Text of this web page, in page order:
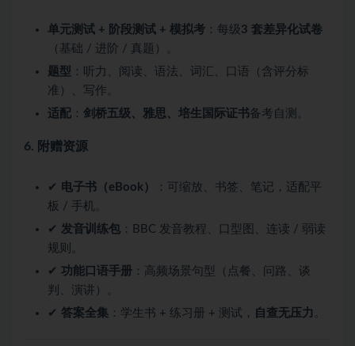
单元测试 + 阶段测试 + 模拟考 ：每级3 套差异化试卷
（基础 / 进阶 / 真题）。
题型 ：听力、阅读、语法、词汇、口语（含评分标
准）、写作。
适配 ： 剑桥五级、雅思、培生国际证书备考自测。
6. 附赠资源
✔ 电子书（eBook）
：可缩放、书签、笔记，适配平
板 / 手机。
✔ 发音训练包 ：BBC 发音教程、口型图、连读 / 弱读
规则。
✔ 功能口语手册 ：高频场景句型（点餐、问路、谈
判、演讲）。
✔ 答案全集 ：学生书 + 练习册 + 测试， 自查无压力